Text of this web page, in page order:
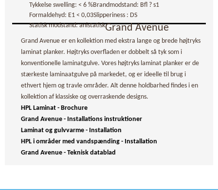
Tykkelse swelling: < 6 %Brandmodstand: Bfl ? s1
Formaldehyd: E1 < 0,03Slipperiness : DS
Statisk modstand: anistatiskGrand Avenue
Grand Avenue er en kollektion med ekstra lange og brede højtryks
laminat planker. Højtryks overfladen er dobbelt så tyk som i
konventionelle laminatgulve. Vores højtryks laminat planker er de
stærkeste laminaatgulve på markedet, og er ideelle til brug i
ethvert hjem og travle områder. Alt denne holdbarhed findes i en
kollektion af klassiske og overraskende designs.
HPL Laminat - Brochure
Grand Avenue - Installations instruktioner
Laminat og gulvvarme - Installation
HPL i områder med vandspænding - Installation
Grand Avenue - Teknisk datablad